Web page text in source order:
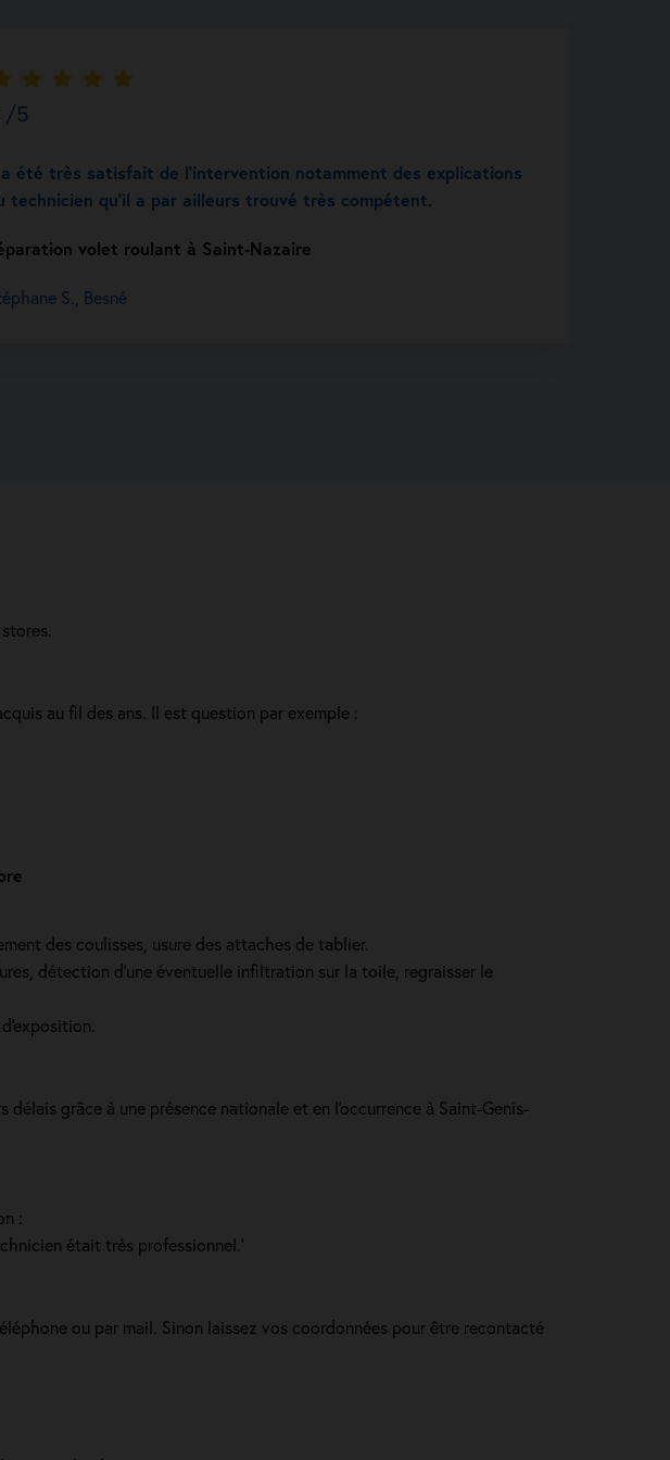
au fil des ans. Il est question par exemple :
des coulisses, usure des attaches de tablier.
détection d'une éventuelle infiltration sur la toile, regraisser le
grâce à une présence nationale et en l'occurrence à Saint-Genis-
:
était très professionnel.'
ou par mail. Sinon laissez vos coordonnées pour être recontacté
/5
été très satisfait de l’intervention notamment des explications
technicien qu’il a par ailleurs trouvé très compétent.
volet roulant à Saint-Nazaire
S., Besné